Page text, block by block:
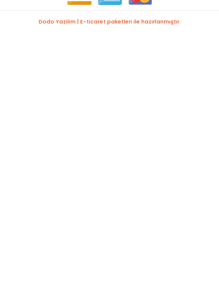
Dodo Yazilim | E-ticaret paketleri ile hazırlanmıştır.